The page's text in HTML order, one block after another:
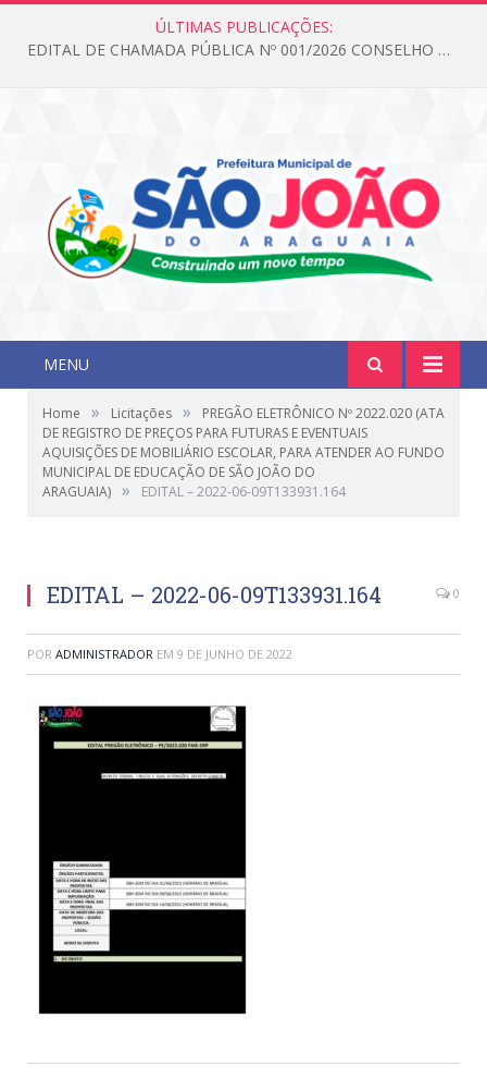
ÚLTIMAS PUBLICAÇÕES:
EDITAL DE CHAMADA PÚBLICA Nº 001/2026 CONSELHO DOS DIREITOS DA CRIANÇA E DO ADOLESCENTE
MENU
Home » Licitações »
PREGÃO ELETRÔNICO Nº 2022.020 (ATA
DE REGISTRO DE PREÇOS PARA FUTURAS E EVENTUAIS
AQUISIÇÕES DE MOBILIÁRIO ESCOLAR, PARA ATENDER AO FUNDO
MUNICIPAL DE EDUCAÇÃO DE SÃO JOÃO DO
ARAGUAIA) » EDITAL – 2022-06-09T133931.164
EDITAL – 2022-06-09T133931.164 0
POR ADMINISTRADOR EM 9 DE JUNHO DE 2022